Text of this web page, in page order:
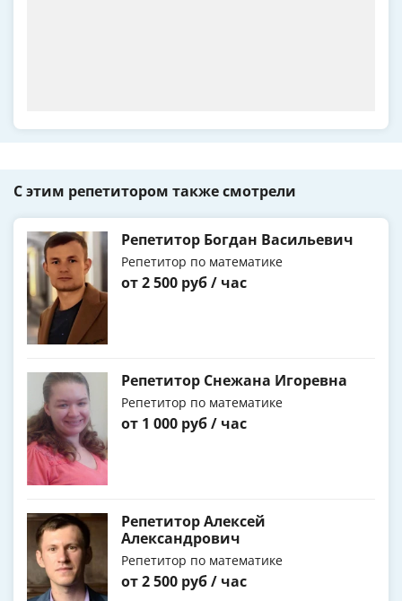
С этим репетитором также смотрели
Репетитор Богдан Васильевич
Репетитор по математике
от 2 500 руб / час
Репетитор Снежана Игоревна
Репетитор по математике
от 1 000 руб / час
Репетитор Алексей
Александрович
Репетитор по математике
от 2 500 руб / час